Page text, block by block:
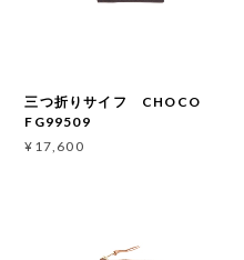
三つ折りサイフ CHOCO
FG99509
¥17,600